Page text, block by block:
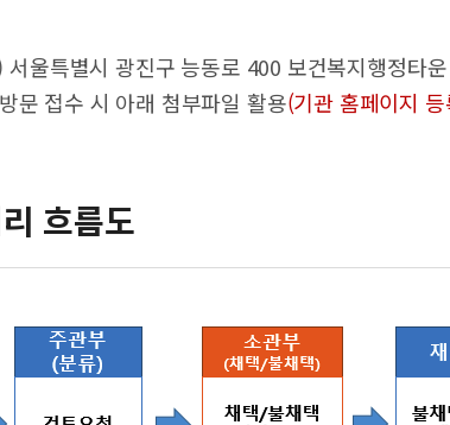
서울특별시 광진구 능동로 400 보건복지행정타
문 접수 시 아래 첨부파일 활용(기관 홈페이지
흐름도